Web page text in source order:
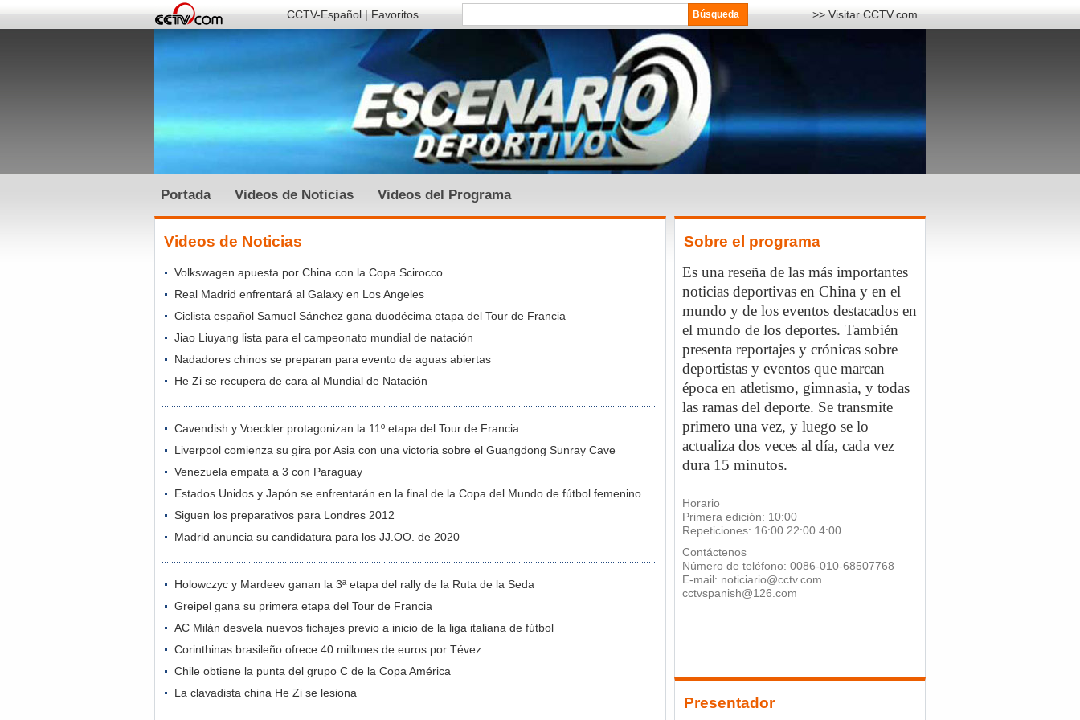
CCTV-Español|Favoritos >> Visitar CCTV.com
Portada Videos de Noticias Videos del Programa
Videos de Noticias
Volkswagen apuesta por China con la Copa Scirocco
Real Madrid enfrentará al Galaxy en Los Angeles
Ciclista español Samuel Sánchez gana duodécima etapa del Tour de Francia
Jiao Liuyang lista para el campeonato mundial de natación
Nadadores chinos se preparan para evento de aguas abiertas
He Zi se recupera de cara al Mundial de Natación
Cavendish y Voeckler protagonizan la 11º etapa del Tour de Francia
Liverpool comienza su gira por Asia con una victoria sobre el Guangdong Sunray Cave
Venezuela empata a 3 con Paraguay
Estados Unidos y Japón se enfrentarán en la final de la Copa del Mundo de fútbol femenino
Siguen los preparativos para Londres 2012
Madrid anuncia su candidatura para los JJ.OO. de 2020
Holowczyc y Mardeev ganan la 3ª etapa del rally de la Ruta de la Seda
Greipel gana su primera etapa del Tour de Francia
AC Milán desvela nuevos fichajes previo a inicio de la liga italiana de fútbol
Corinthinas brasileño ofrece 40 millones de euros por Tévez
Chile obtiene la punta del grupo C de la Copa América
La clavadista china He Zi se lesiona
Sobre el programa
Es una reseña de las más importantes
noticias deportivas en China y en el
mundo y de los eventos destacados en
el mundo de los deportes. También
presenta reportajes y crónicas sobre
deportistas y eventos que marcan
época en atletismo, gimnasia, y todas
las ramas del deporte. Se transmite
primero una vez, y luego se lo
actualiza dos veces al día, cada vez
dura 15 minutos.
Horario
Primera edición: 10:00
Repeticiones: 16:00 22:00 4:00
Contáctenos
Número de teléfono: 0086-010-68507768
E-mail: noticiario@cctv.com
cctvspanish@126.com
Presentador